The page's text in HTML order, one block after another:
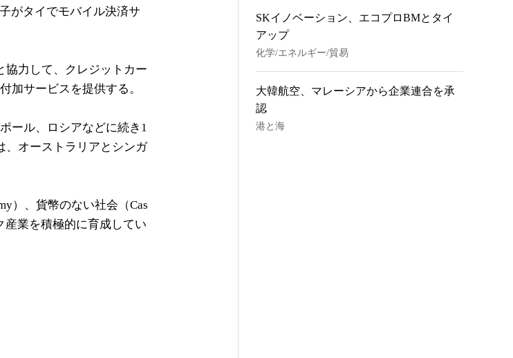
がタイでモバイル決済サ
協力して、クレジットカー
加サービスを提供する。
ール、ロシアなどに続き1
、オーストラリアとシンガ
）、貨幣のない社会（Cas
産業を積極的に育成してい
SKイノベーション、エコプロBMとタイ
アップ
化学/エネルギー/貿易
大韓航空、マレーシアから企業連合を承
認
港と海